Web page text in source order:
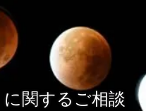
関するご相談